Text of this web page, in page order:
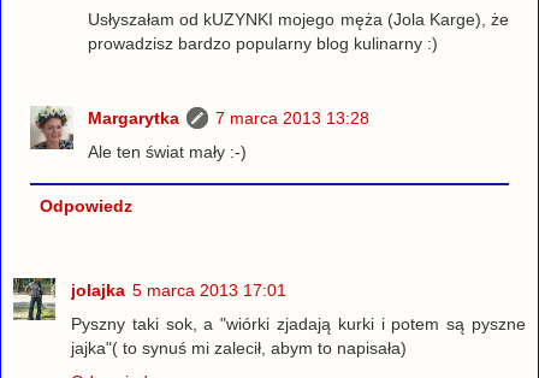
Usłyszałam od kUZYNKI mojego męża (Jola Karge), że
prowadzisz bardzo popularny blog kulinarny :)
Margarytka
7 marca 2013 13:28
Ale ten świat mały :-)
Odpowiedz
jolajka 5 marca 2013 17:01
Pyszny taki sok, a "wiórki zjadają kurki i potem są pyszne
jajka"( to synuś mi zalecił, abym to napisała)